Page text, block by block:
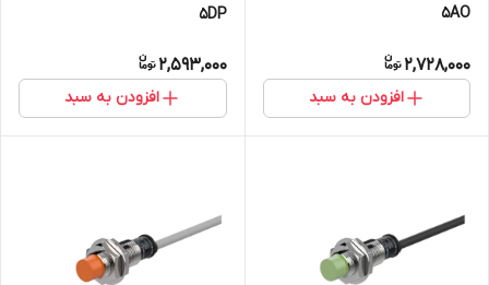
5AO
2,728,000
افزودن به سبد
5DP
2,593,000
افزودن به سبد